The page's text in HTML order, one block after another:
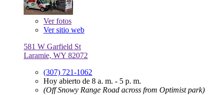
Verfotos
Ver sitio web
581 W Garfield St
Laramie, WY 82072
(307) 721-1062
Hoy abierto de 8 a. m. - 5 p. m.
(Off Snowy Range Road across from Optimist park)